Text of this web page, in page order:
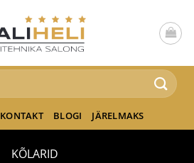
KONTAKT BLOGI JÄRELMAKS
KÕLARID